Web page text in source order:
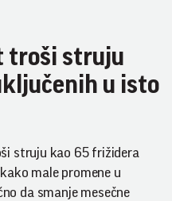
troši struju
u isto
struju kao 65 frižidera
male promene u
da smanje mesečne